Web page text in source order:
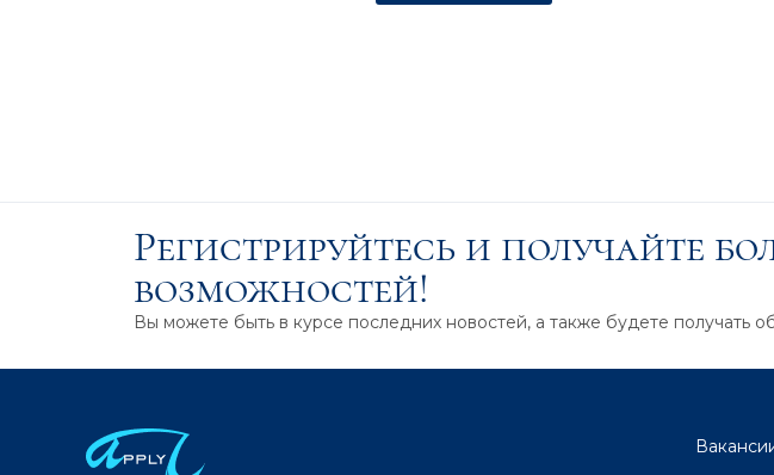
Регистрируйтесь и получайте
возможностей!
Вы можете быть в курсе последних новостей, а также будете получать